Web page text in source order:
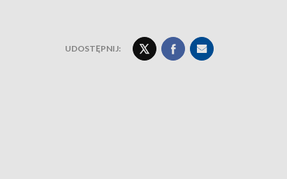
UDOSTĘPNIJ: